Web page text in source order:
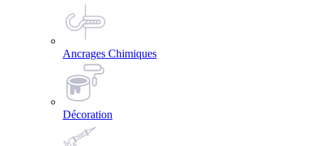
Ancrages Chimiques
Décoration